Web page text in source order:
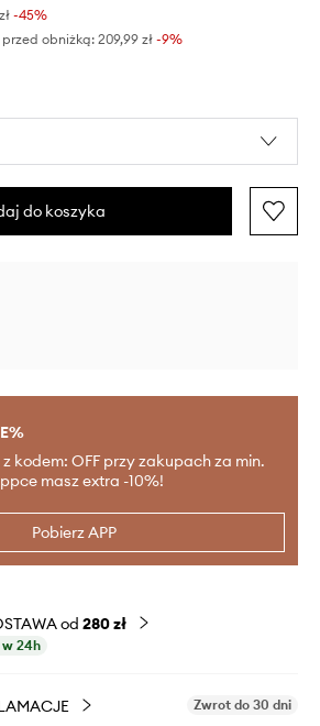
-45%
obniżką: 209,99 zł -9%
do koszyka
kodem: OFF przy zakupach za min.
masz extra -10%!
Pobierz APP
od 280 zł
24h
Zwrot do 30 dni